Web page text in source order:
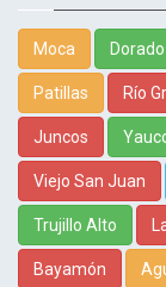
Moca Dorado
Patillas Río
Juncos
Viejo San Juan
Trujillo Alto
Bayamón